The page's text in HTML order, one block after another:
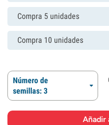
Compra 5 unidades
Compra 10 unidades
Número de
semillas: 3